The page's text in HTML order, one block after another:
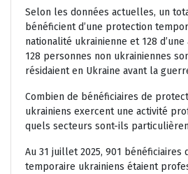
Selon les données actuelles, un
bénéficient d’une protection
nationalité ukrainienne et 128
128 personnes non ukrainiennes
résidaient en Ukraine avant la
Combien de bénéficiaires de
ukrainiens exercent une activité
quels secteurs sont-ils
Au 31 juillet 2025, 901 bénéficiaires
temporaire ukrainiens étaient